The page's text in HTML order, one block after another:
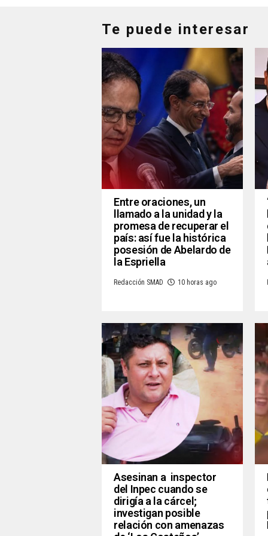
Te puede interesar
Entre oraciones, un
llamado a la unidad y la
promesa de recuperar el
país: así fue la histórica
posesión de Abelardo de
la Espriella
Redacción SMAD 10 horas ago
Asesinan a inspector
del Inpec cuando se
dirigía a la cárcel;
investigan posible
relación con amenazas